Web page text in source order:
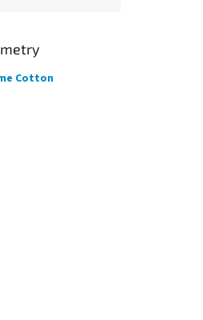
Cotton